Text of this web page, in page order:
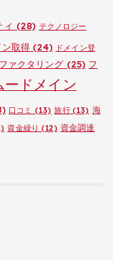
(28) テクノロジー
ン取得 (24) ドメイン登
ファクタリング (25) フ
ードメイン
口コミ (13) 旅行(13) 海
資金繰り (12) 資金調達